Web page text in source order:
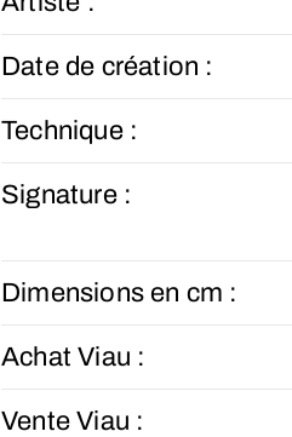
Date de création :
Technique :
Signature :
Dimensions en cm :
Achat Viau :
Vente Viau :